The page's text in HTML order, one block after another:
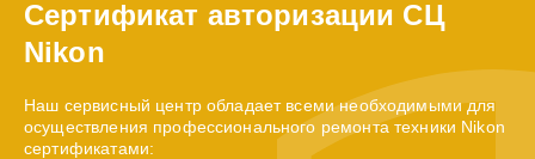
Сертификат авторизации СЦ
Nikon
Наш сервисный центр обладает всеми необходимыми для
осуществления профессионального ремонта техники Nikon
сертификатами: